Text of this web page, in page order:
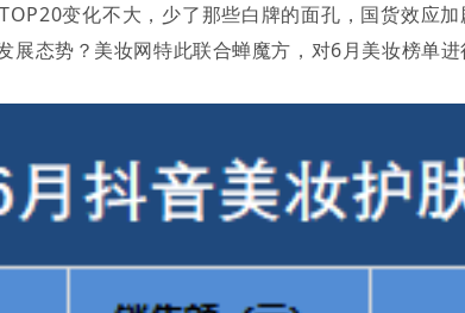
变化不大，少了那些白牌的面孔，国货效应
态势？美妆网特此联合蝉魔方，对6月美妆榜单进